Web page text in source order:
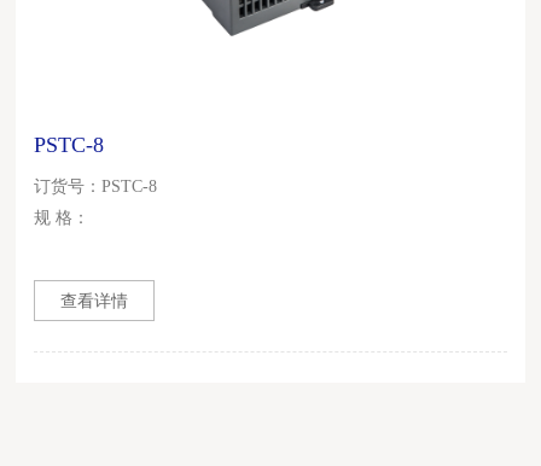
PSTC-8
订货号：PSTC-8
规 格：
查看详情